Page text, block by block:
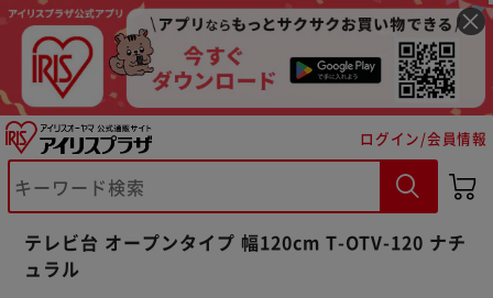
ログイン/会員情報
テレビ台 オープンタイプ 幅120cm T-OTV-120 ナチ
ュラル
※ご確認ください